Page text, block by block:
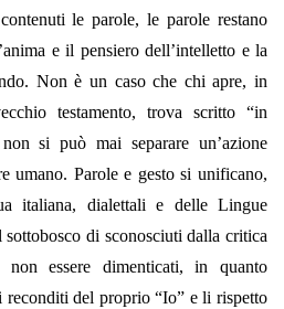
le parole, le parole restano
e il pensiero dell’intelletto e la
Non è un caso che chi apre, in
testamento, trova scritto “in
si può mai separare un’azione
umano. Parole e gesto si unificano,
italiana, dialettali e delle Lingue
di sconosciuti dalla critica
non essere dimenticati, in quanto
reconditi del proprio “Io” e li rispetto